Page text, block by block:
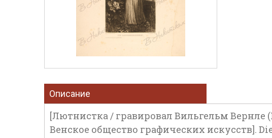
Описание
[Лютнистка / гравировал Вильгельм Вернле
Венское общество графических искусств].